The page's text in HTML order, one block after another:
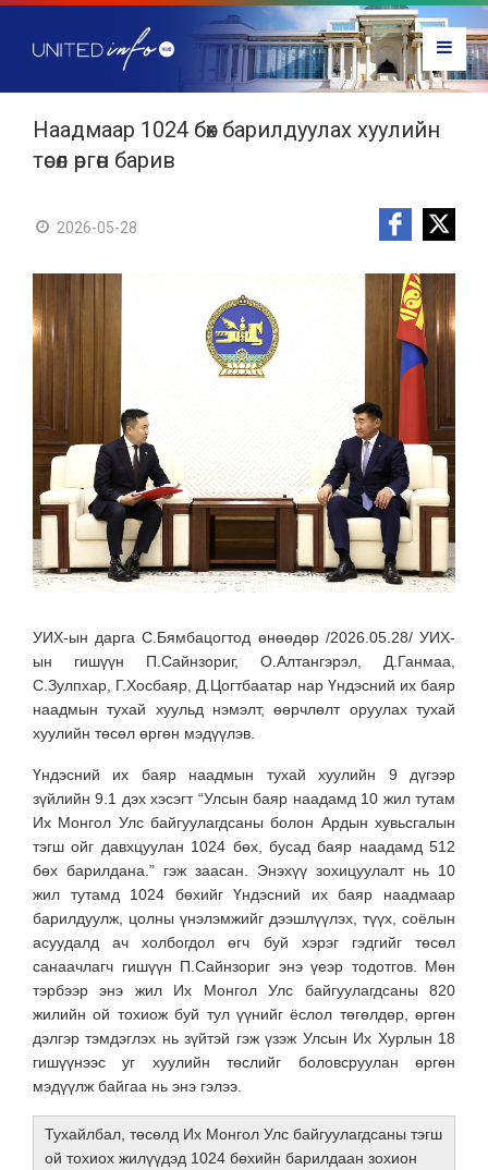
Наадмаар 1024 бөх барилдуулах хуулийн
төсөл өргөн барив
2026-05-28
УИХ-ын дарга С.Бямбацогтод өнөөдөр /2026.05.28/ УИХ-
ын гишүүн П.Сайнзориг, О.Алтангэрэл, Д.Ганмаа,
С.Зулпхар, Г.Хосбаяр, Д.Цогтбаатар нар Үндэсний их баяр
наадмын тухай хуульд нэмэлт, өөрчлөлт оруулах тухай
хуулийн төсөл өргөн мэдүүлэв.
Үндэсний их баяр наадмын тухай хуулийн 9 дүгээр
зүйлийн 9.1 дэх хэсэгт “Улсын баяр наадамд 10 жил тутам
Их Монгол Улс байгуулагдсаны болон Ардын хувьсгалын
тэгш ойг давхцуулан 1024 бөх, бусад баяр наадамд 512
бөх барилдана.” гэж заасан. Энэхүү зохицуулалт нь 10
жил тутамд 1024 бөхийг Үндэсний их баяр наадмаар
барилдуулж, цолны үнэлэмжийг дээшлүүлэх, түүх, соёлын
асуудалд ач холбогдол өгч буй хэрэг гэдгийг төсөл
санаачлагч гишүүн П.Сайнзориг энэ үеэр тодотгов. Мөн
тэрбээр энэ жил Их Монгол Улс байгуулагдсаны 820
жилийн ой тохиож буй тул үүнийг ёслол төгөлдөр, өргөн
дэлгэр тэмдэглэх нь зүйтэй гэж үзэж Улсын Их Хурлын 18
гишүүнээс уг хуулийн төслийг боловсруулан өргөн
мэдүүлж байгаа нь энэ гэлээ.
Тухайлбал, төсөлд Их Монгол Улс байгуулагдсаны тэгш
ой тохиох жилүүдэд 1024 бөхийн барилдаан зохион